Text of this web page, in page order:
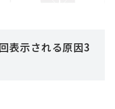
表示される原因3